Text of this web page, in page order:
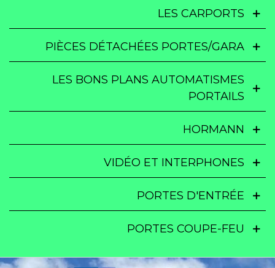
LES CARPORTS
PIÈCES DÉTACHÉES PORTES/GARA
LES BONS PLANS AUTOMATISMES
PORTAILS
HORMANN
VIDÉO ET INTERPHONES
PORTES D'ENTRÉE
PORTES COUPE-FEU